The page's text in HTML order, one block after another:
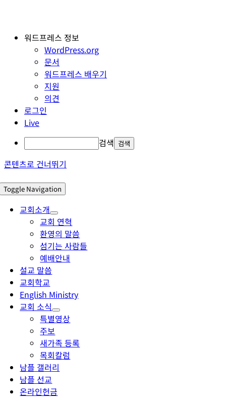
워드프레스 정보
WordPress.org
문서
워드프레스 배우기
지원
의견
로그인
Live
검색
콘텐츠로 건너뛰기
Toggle Navigation
교회소개
교회 연혁
환영의 말씀
섬기는 사람들
예배안내
설교 말씀
교회학교
English Ministry
교회 소식
특별영상
주보
새가족 등록
목회칼럼
남플 갤러리
남플 선교
온라인헌금